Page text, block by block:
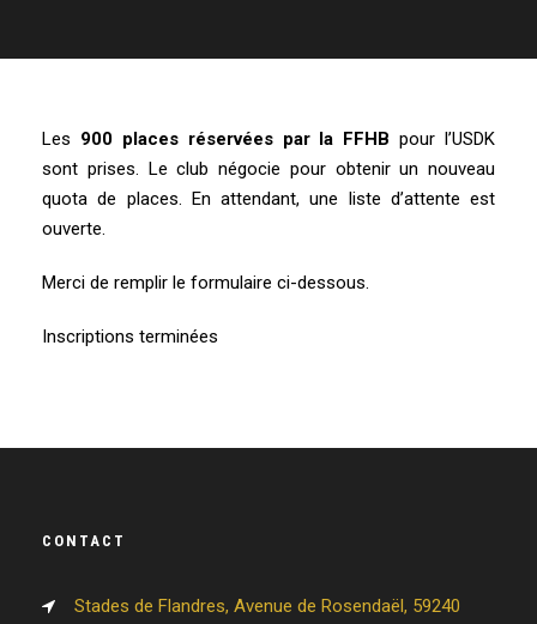
Les 900 places réservées par la FFHB pour l’USDK
sont prises. Le club négocie pour obtenir un nouveau
quota de places. En attendant, une liste d’attente est
ouverte.
Merci de remplir le formulaire ci-dessous.
Inscriptions terminées
CONTACT
Stades de Flandres, Avenue de Rosendaël, 59240